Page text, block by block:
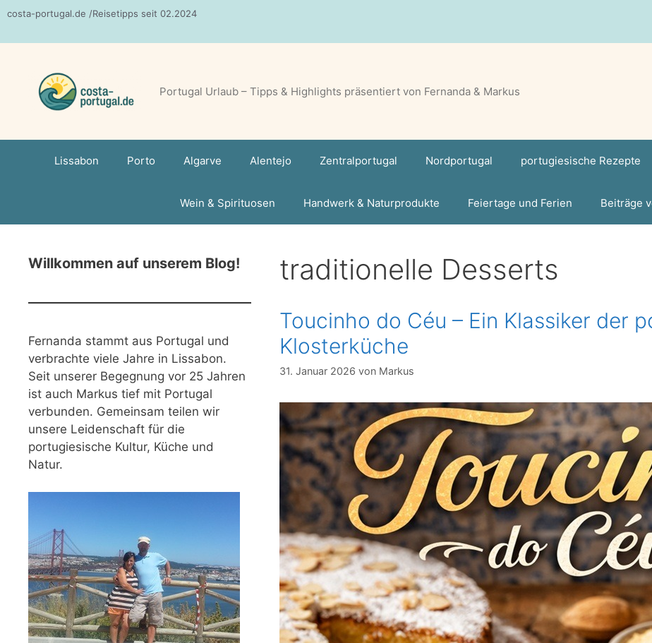
Zum
springen
costa-portugal.de /Reisetipps seit 02.2024
Portugal Urlaub – Tipps & Highlights präsentiert von Fernanda & Markus
Lissabon Porto Algarve Alentejo Zentralportugal Nordportugal portugiesische Rezepte
Wein & Spirituosen Handwerk & Naturprodukte Feiertage und Ferien Beiträge
traditionelle Desserts
Toucinho do Céu – Ein Klassiker der
Klosterküche
31. Januar 2026 von Markus
Willkommen auf unserem Blog!
Fernanda stammt aus Portugal und
verbrachte viele Jahre in Lissabon.
Seit unserer Begegnung vor 25 Jahren
ist auch Markus tief mit Portugal
verbunden. Gemeinsam teilen wir
unsere Leidenschaft für die
portugiesische Kultur, Küche und
Natur.